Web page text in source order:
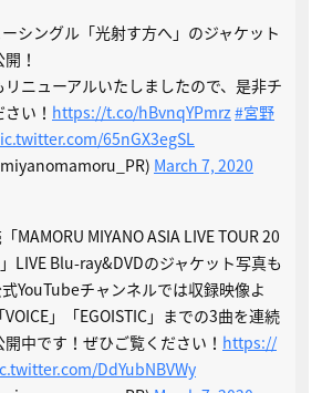
シングル「光射す方へ」のジャケット
！
ニューアルいたしましたので、是非チ
い！ https://t.co/hBvnqYPmrz #宮野
65nGX3egSL
March 7, 2020
MAMORU MIYANO ASIA LIVE TOUR 20
LIVE Blu-ray&DVDのジャケット写真も
YouTubeチャンネルでは収録映像よ
VOICE」「EGOISTIC」までの3曲を連続
中です！ぜひご覧ください！ https://
DdYubNBVWy